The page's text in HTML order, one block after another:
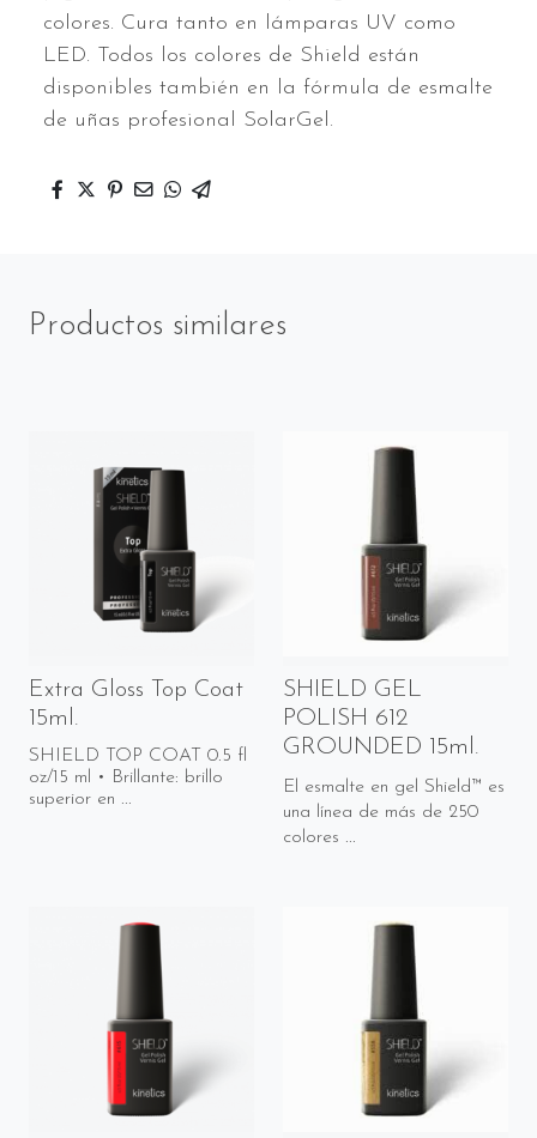
colores. Cura tanto en lámparas UV como
LED. Todos los colores de Shield están
disponibles también en la fórmula de esmalte
de uñas profesional SolarGel.
Productos similares
Extra Gloss Top Coat
15ml.
SHIELD TOP COAT 0.5 fl
oz/15 ml • Brillante: brillo
superior en ...
SHIELD GEL
POLISH 612
GROUNDED 15ml.
El esmalte en gel Shield™ es
una línea de más de 250
colores ...